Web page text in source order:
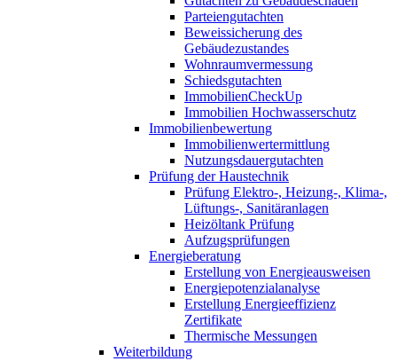
Parteiengutachten
Beweissicherung des
Gebäudezustandes
Wohnraumvermessung
Schiedsgutachten
ImmobilienCheckUp
Immobilien Hochwasserschutz
Immobilienbewertung
Immobilienwertermittlung
Nutzungsdauergutachten
Prüfung der Haustechnik
Prüfung Elektro-, Heizung-, Klima-,
Lüftungs-, Sanitäranlagen
Heizöltank Prüfung
Aufzugsprüfungen
Energieberatung
Erstellung von Energieausweisen
Energiepotenzialanalyse
Erstellung Energieeffizienz
Zertifikate
Thermische Messungen
Weiterbildung